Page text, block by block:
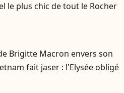
le plus chic de tout le Rocher
Brigitte Macron envers son
fait jaser : l'Elysée obligé